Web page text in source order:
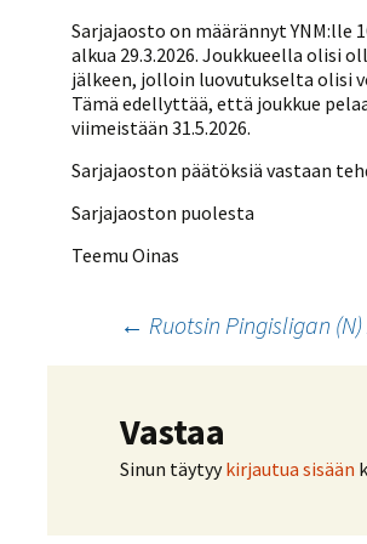
Strategia 2025-2030
Vastuullisuus
Ilmoita
NETU in English
Tietosuoja
ohjeet
Rating-artikkelit
Rating-manuaali
6-divisioona
Sarjatiedotteet
Pelipaikat ja
joukkueiden
Sarjajaosto on määrännyt YNM:lle
alkua 29.3.2026. Joukkueella olisi
jälkeen, jolloin luovutukselta olisi
Tämä edellyttää, että joukkue
viimeistään 31.5.2026.
Sarjajaoston päätöksiä vastaan
Sarjajaoston puolesta
Teemu Oinas
Artikkelien
selaus
← Ruotsin Pingisligan (N)
Vastaa
Sinun täytyykirjautua sisään